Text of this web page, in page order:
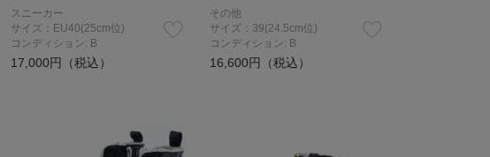
スニーカー
サイズ：EU40(25cm位)
コンディション: B
17,000円（税込）
その他
サイズ：39(24.5cm位)
コンディション: B
16,600円（税込）